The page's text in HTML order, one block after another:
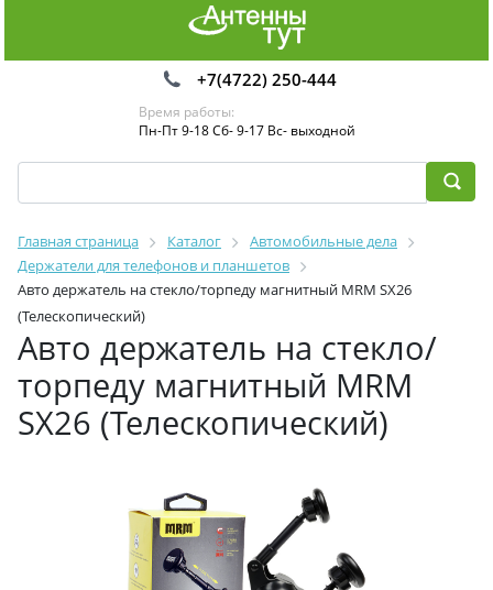
+7(4722) 250-444
Время работы:
Пн-Пт 9-18 Сб- 9-17 Вс- выходной
Главная страница Каталог
Автомобильные дела
Держатели для телефонов и планшетов
Авто держатель на стекло/торпеду магнитный MRM SX26
(Телескопический)
Авто держатель на стекло/
торпеду магнитный MRM
SX26 (Телескопический)